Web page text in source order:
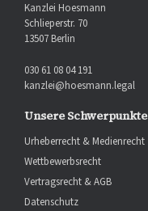
Kanzlei Hoesmann
Schlieperstr. 70
13507 Berlin
030 61 08 04 191
kanzlei@hoesmann.legal
Unsere Schwerpunkte
Urheberrecht & Medienrecht
Wettbewerbsrecht
Vertragsrecht & AGB
Datenschutz